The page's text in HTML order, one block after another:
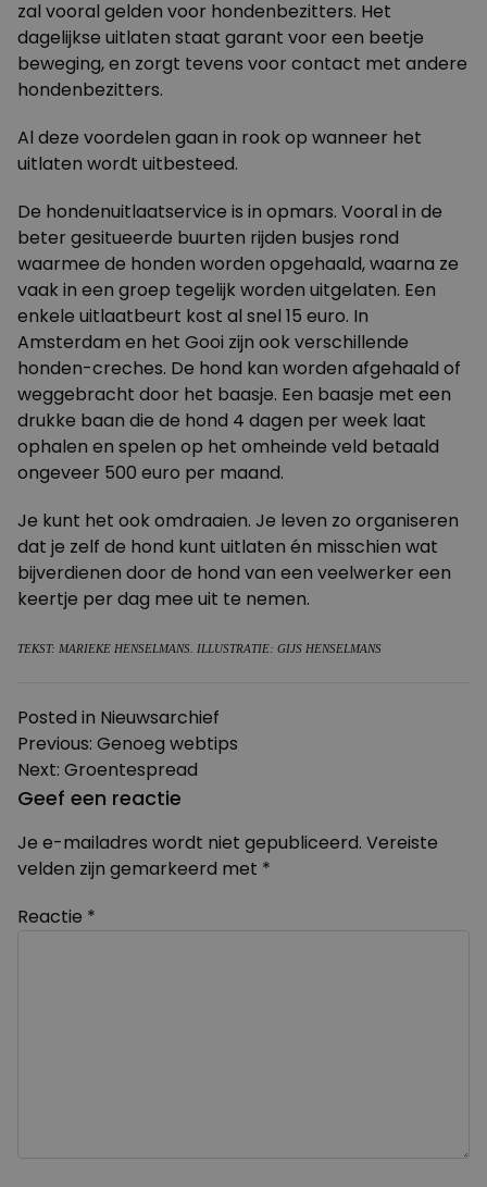
zal vooral gelden voor hondenbezitters. Het
dagelijkse uitlaten staat garant voor een beetje
beweging, en zorgt tevens voor contact met andere
hondenbezitters.
Al deze voordelen gaan in rook op wanneer het
uitlaten wordt uitbesteed.
De hondenuitlaatservice is in opmars. Vooral in de
beter gesitueerde buurten rijden busjes rond
waarmee de honden worden opgehaald, waarna ze
vaak in een groep tegelijk worden uitgelaten. Een
enkele uitlaatbeurt kost al snel 15 euro. In
Amsterdam en het Gooi zijn ook verschillende
honden-creches. De hond kan worden afgehaald of
weggebracht door het baasje. Een baasje met een
drukke baan die de hond 4 dagen per week laat
ophalen en spelen op het omheinde veld betaald
ongeveer 500 euro per maand.
Je kunt het ook omdraaien. Je leven zo organiseren
dat je zelf de hond kunt uitlaten én misschien wat
bijverdienen door de hond van een veelwerker een
keertje per dag mee uit te nemen.
TEKST: MARIEKE HENSELMANS. ILLUSTRATIE: GIJS HENSELMANS
Posted in Nieuwsarchief
Bericht
navigatie
Previous: Genoeg webtips
Next: Groentespread
Geef een reactie
Je e-mailadres wordt niet gepubliceerd. Vereiste
velden zijn gemarkeerd met *
Reactie *